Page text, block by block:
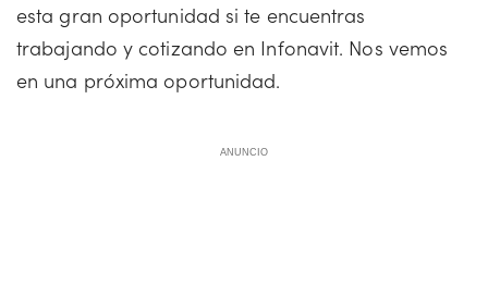
esta gran oportunidad si te encuentras
trabajando y cotizando en Infonavit. Nos vemos
en una próxima oportunidad.
ANUNCIO